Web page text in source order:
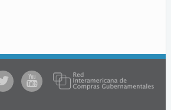
@comprasgubuy
ACCE